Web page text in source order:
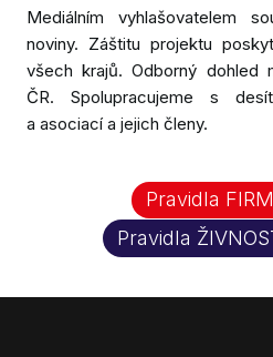
Mediálním vyhlašovatelem
noviny. Záštitu projektu
všech krajů. Odborný dohled
ČR. Spolupracujeme s
a asociací a jejich členy.
Pravidla
Pravidla